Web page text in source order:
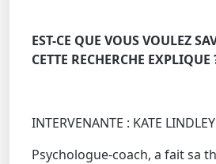
EST-CE QUE VOUS VOULEZ
CETTE RECHERCHE EXPLIQUE
INTERVENANTE : KATE LINDLEY
Psychologue-coach, a fait sa